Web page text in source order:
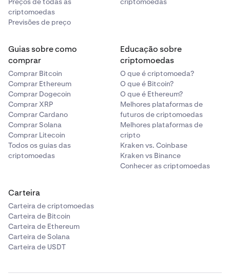
Google Sheets
Em "Ficheiro" > "Definições", certifique-se de que
ponto decimal, como os EUA, Canadá, Reino Unido,
Austrália ou Nova Zelândia.
criptomoedas
Previsões de preço
Guias sobre como
comprar
Comprar Bitcoin
Comprar Ethereum
Comprar Dogecoin
Comprar XRP
Comprar Cardano
Comprar Solana
Comprar Litecoin
Todos os guias das
criptomoedas
Educação sobre
criptomoedas
O que é criptomoeda?
O que é Bitcoin?
O que é Ethereum?
Melhores plataformas de
futuros de criptomoedas
Melhores plataformas de
cripto
Kraken vs. Coinbase
Kraken vs Binance
Conhecer as criptomoedas
Carteira
Carteira de criptomoedas
Carteira de Bitcoin
Carteira de Ethereum
Carteira de Solana
Carteira de USDT